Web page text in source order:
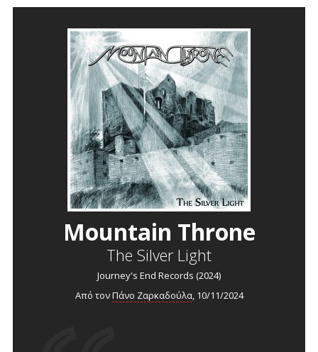
Mountain Throne
The Silver Light
Journey's End Records (2024)
Από τονΠάνο Ζαρκαδούλα, 10/11/2024